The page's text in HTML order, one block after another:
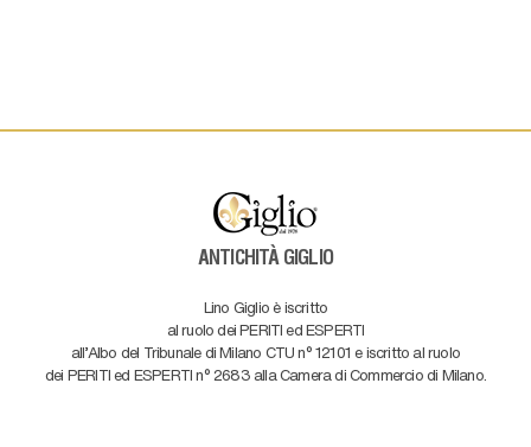
ANTICHITÀ GIGLIO
Lino Giglio è iscritto
al ruolo dei PERITI ed ESPERTI
all'Albo del Tribunale di Milano CTU n° 12101 e iscritto al ruolo
dei PERITI ed ESPERTI n° 2683 alla Camera di Commercio di Milano.